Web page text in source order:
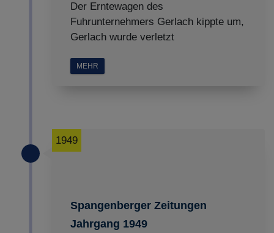
Der Erntewagen des
Fuhrunternehmers Gerlach kippte um,
Gerlach wurde verletzt
MEHR
Spangenberger Zeitungen
Jahrgang 1949
1949